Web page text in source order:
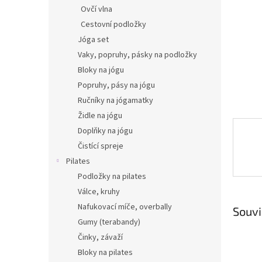
Ovčí vlna
Cestovní podložky
Jóga set
Vaky, popruhy, pásky na podložky
Bloky na jógu
Popruhy, pásy na jógu
Ručníky na jógamatky
Židle na jógu
Doplňky na jógu
Čistící spreje
Pilates
Podložky na pilates
Válce, kruhy
Nafukovací míče, overbally
Gumy (terabandy)
Činky, závaží
Bloky na pilates